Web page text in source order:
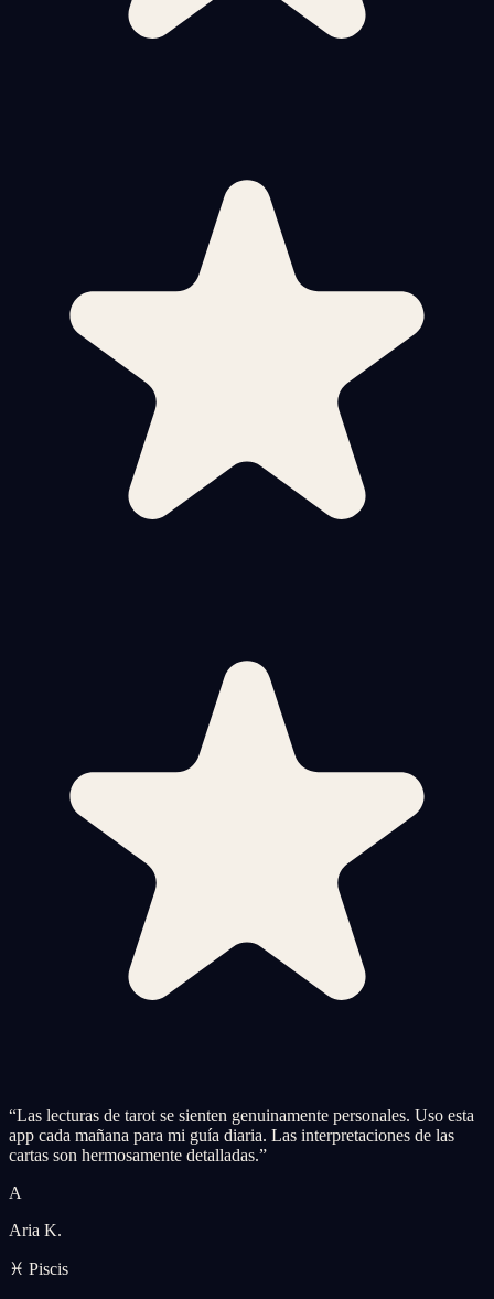
“Las lecturas de tarot se sienten genuinamente personales. Uso esta
app cada mañana para mi guía diaria. Las interpretaciones de las
cartas son hermosamente detalladas.”
A
Aria K.
♓ Piscis